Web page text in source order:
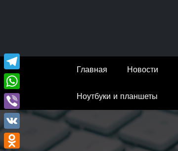
Главная Новости
Ноутбуки и планшеты
Telegram
WhatsApp
Viber
VK